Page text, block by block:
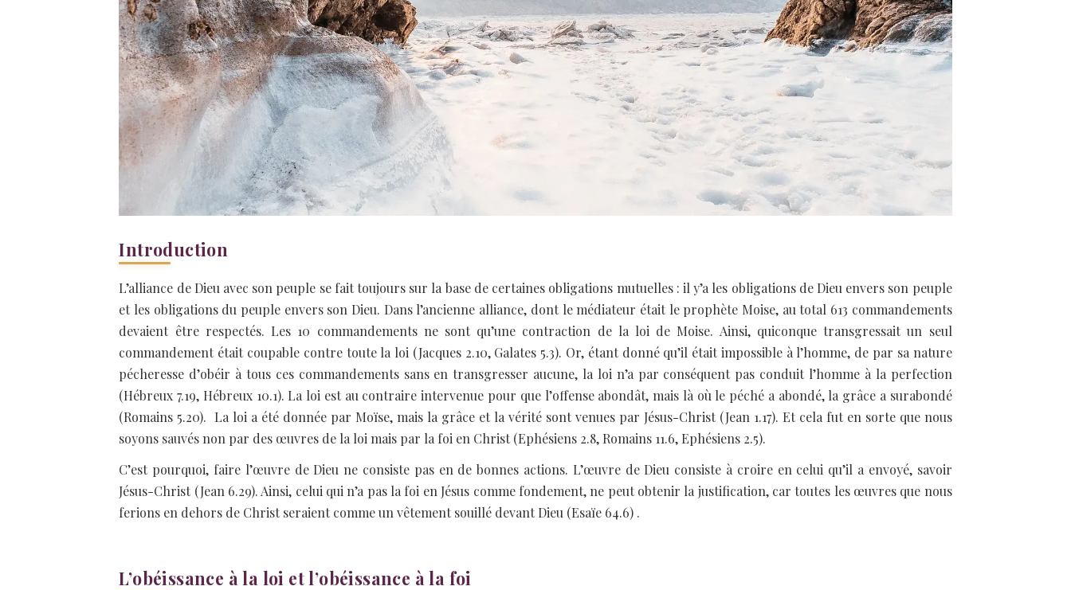
Introduction
L’alliance de Dieu avec son peuple se fait toujours sur la base de certaines obligations mutuelles : il y’a les obligations de Dieu envers son peuple
et les obligations du peuple envers son Dieu. Dans l’ancienne alliance, dont le médiateur était le prophète Moise, au total 613 commandements
devaient être respectés. Les 10 commandements ne sont qu’une contraction de la loi de Moise. Ainsi, quiconque transgressait un seul
commandement était coupable contre toute la loi (Jacques 2.10, Galates 5.3). Or, étant donné qu’il était impossible à l’homme, de par sa nature
pécheresse d’obéir à tous ces commandements sans en transgresser aucune, la loi n’a par conséquent pas conduit l’homme à la perfection
(Hébreux 7.19, Hébreux 10.1). La loi est au contraire intervenue pour que l’offense abondât, mais là où le péché a abondé, la grâce a surabondé
(Romains 5.20). La loi a été donnée par Moïse, mais la grâce et la vérité sont venues par Jésus-Christ (Jean 1.17). Et cela fut en sorte que nous
soyons sauvés non par des œuvres de la loi mais par la foi en Christ (Ephésiens 2.8, Romains 11.6, Ephésiens 2.5).
C’est pourquoi, faire l’œuvre de Dieu ne consiste pas en de bonnes actions. L’œuvre de Dieu consiste à croire en celui qu’il a envoyé, savoir
Jésus-Christ (Jean 6.29). Ainsi, celui qui n’a pas la foi en Jésus comme fondement, ne peut obtenir la justification, car toutes les œuvres que nous
ferions en dehors de Christ seraient comme un vêtement souillé devant Dieu (Esaïe 64.6) .
L’obéissance à la loi et l’obéissance à la foi